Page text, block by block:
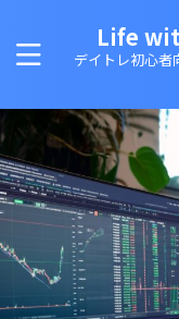
Life
デイトレ初心者